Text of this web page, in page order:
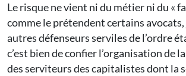
Le risque ne vient ni du métier ni du «
comme le prétendent certains
autres défenseurs serviles de l’ordre
c’est bien de confier l’organisation de
des serviteurs des capitalistes dont la